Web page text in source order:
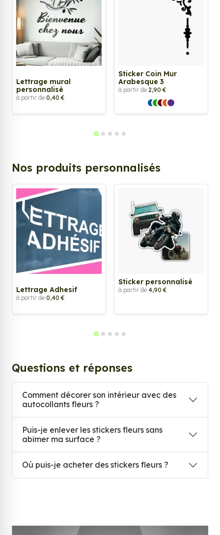
Lettrage mural
personnalisé
à partir de 0,40 €
Sticker Coin Mur
Arabesque 3
à partir de 2,90 €
Nos produits personnalisés
Lettrage Adhesif
à partir de 0,40 €
Sticker personnalisé
à partir de 4,90 €
Questions et réponses
Comment décorer son intérieur avec des
autocollants fleurs ?
Puis-je enlever les stickers fleurs sans
abîmer ma surface ?
Où puis-je acheter des stickers fleurs ?